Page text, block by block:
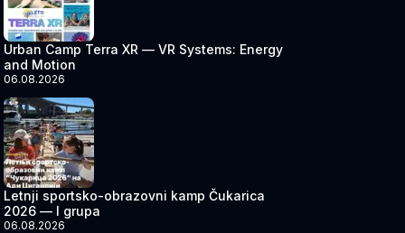
Urban Camp Terra XR — VR Systems: Energy
and Motion
06.08.2026
Letnji sportsko-obrazovni kamp Čukarica
2026 — I grupa
06.08.2026